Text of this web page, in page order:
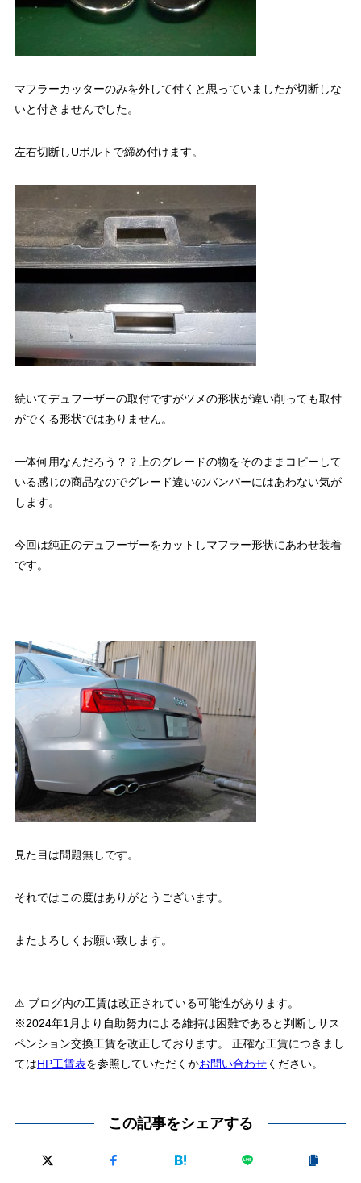
マフラーカッターのみを外して付くと思っていましたが切断しな
いと付きませんでした。
左右切断しUボルトで締め付けます。
続いてデュフーザーの取付ですがツメの形状が違い削っても取付
がでくる形状ではありません。
一体何用なんだろう？？上のグレードの物をそのままコピーして
いる感じの商品なのでグレード違いのバンパーにはあわない気が
します。
今回は純正のデュフーザーをカットしマフラー形状にあわせ装着
です。
見た目は問題無しです。
それではこの度はありがとうございます。
またよろしくお願い致します。
⚠ ブログ内の工賃は改正されている可能性があります。
※2024年1月より自助努力による維持は困難であると判断しサス
ペンション交換工賃を改正しております。 正確な工賃につきまし
てはHP工賃表を参照していただくかお問い合わせください。
この記事をシェアする